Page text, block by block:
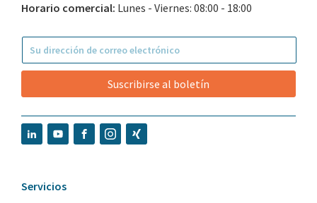
Horario comercial: Lunes - Viernes: 08:00 - 18:00
Suscribirse al boletín
Servicios